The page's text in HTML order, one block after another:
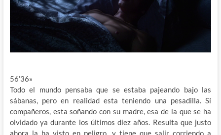
56’36»
Todo el mundo pensaba que se estaba pajeando bajo las
sábanas, pero en realidad esta teniendo una pesadilla. Sí
compañeros, esta soñando con su madre, esa de la que se ha
olvidado ya durante los últimos diez años. Resulta que justo
ahora la ha visto en peligro, y tiene que salir corriendo a